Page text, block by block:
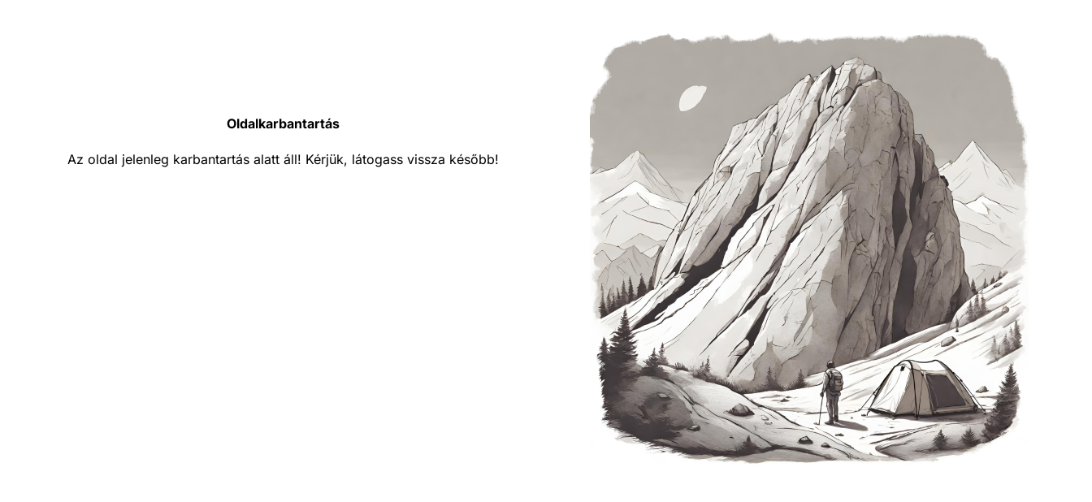
Oldalkarbantartás
Az oldal jelenleg karbantartás alatt áll! Kérjük, látogass vissza később!